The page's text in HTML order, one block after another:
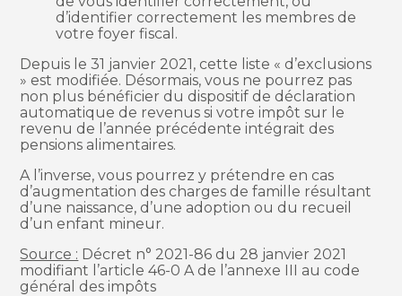
d’identifier correctement les membres de
votre foyer fiscal.
Depuis le 31 janvier 2021, cette liste « d’exclusions
» est modifiée. Désormais, vous ne pourrez pas
non plus bénéficier du dispositif de déclaration
automatique de revenus si votre impôt sur le
revenu de l’année précédente intégrait des
pensions alimentaires.
A l’inverse, vous pourrez y prétendre en cas
d’augmentation des charges de famille résultant
d’une naissance, d’une adoption ou du recueil
d’un enfant mineur.
Source : Décret n° 2021-86 du 28 janvier 2021
modifiant l’article 46-0 A de l’annexe III au code
général des impôts